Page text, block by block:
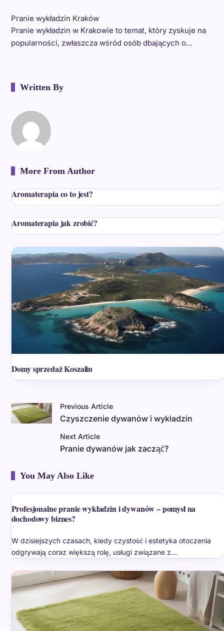
Pranie wykładzin Kraków
Pranie wykładzin w Krakowie to temat, który zyskuje na
popularności, zwłaszcza wśród osób dbających o…
Written By
More From Author
Aromaterapia co to jest?
Aromaterapia jak zrobić?
Domy sprzedaż Koszalin
Previous Article
Czyszczenie dywanów i wykładzin
Next Article
Pranie dywanów jak zacząć?
You May Also Like
Profesjonalne pranie wykładzin i dywanów – pomysł na
dochodowy biznes?
W dzisiejszych czasach, kiedy czystość i estetyka otoczenia
odgrywają coraz większą rolę, usługi związane z…